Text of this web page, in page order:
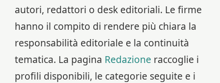
autori, redattori o desk editoriali. Le firme
hanno il compito di rendere più chiara la
responsabilità editoriale e la continuità
tematica. La pagina Redazione raccoglie i
profili disponibili, le categorie seguite e i